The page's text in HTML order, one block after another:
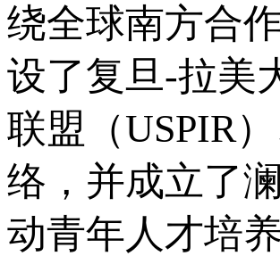
绕全球南方合
设了复旦-拉美
联盟（USPIR
络，并成立了
动青年人才培